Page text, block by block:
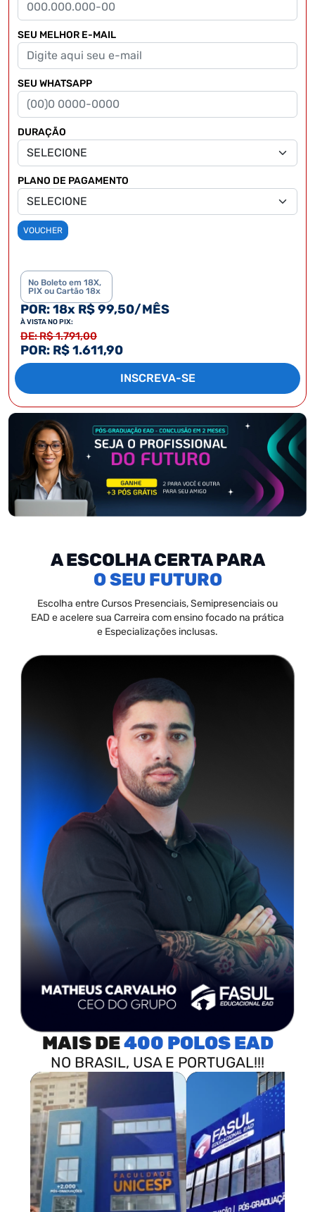
SEU MELHOR E-MAIL
SEU WHATSAPP
DURAÇÃO
PLANO DE PAGAMENTO
VOUCHER
No Boleto em 18X,
PIX ou Cartão 18x
POR: 18x R$ 99,50/MÊS
À VISTA NO PIX:
DE: R$ 1.791,00
POR: R$ 1.611,90
INSCREVA-SE
A ESCOLHA CERTA PARA
SEU FUTURO
Escolha entre Cursos Presenciais, Semipresenciais ou
EAD e acelere sua Carreira com ensino focado na prática
e Especializações inclusas.
MAIS DE400 POLOS
NO BRASIL, USA E PORTUGAL!!!